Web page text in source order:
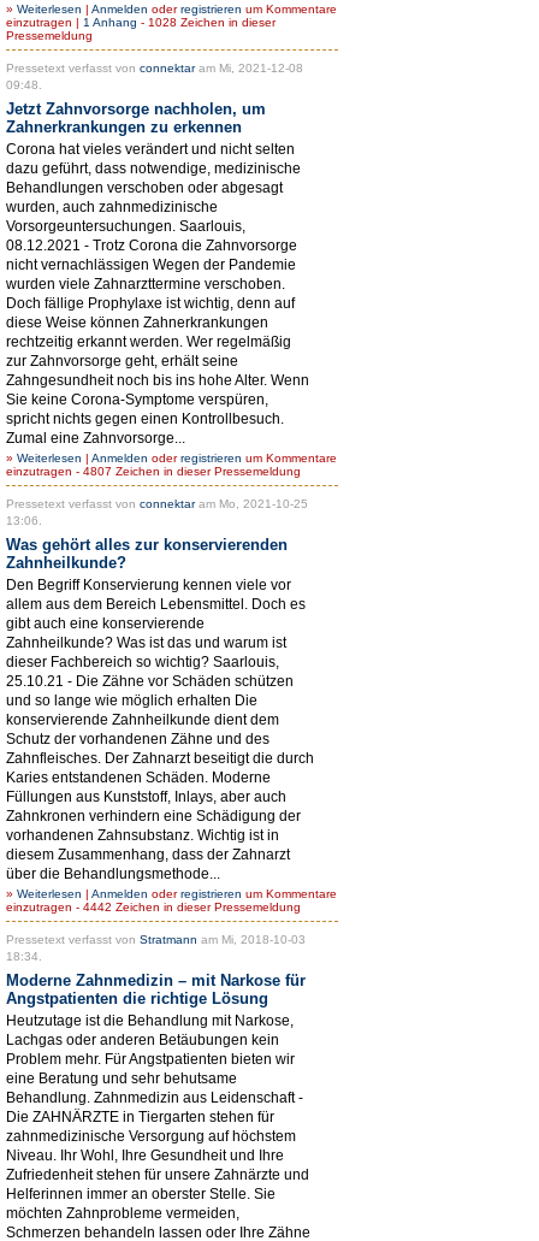
» Weiterlesen | Anmelden oderregistrieren um Kommentare
einzutragen | 1 Anhang - 1028 Zeichen in dieser
Pressemeldung
Pressetext verfasst von connektaram Mi, 2021-12-08
09:48.
Jetzt Zahnvorsorge nachholen, um
Zahnerkrankungen zu erkennen
Corona hat vieles verändert und nicht selten
dazu geführt, dass notwendige, medizinische
Behandlungen verschoben oder abgesagt
wurden, auch zahnmedizinische
Vorsorgeuntersuchungen. Saarlouis,
08.12.2021 - Trotz Corona die Zahnvorsorge
nicht vernachlässigen Wegen der Pandemie
wurden viele Zahnarzttermine verschoben.
Doch fällige Prophylaxe ist wichtig, denn auf
diese Weise können Zahnerkrankungen
rechtzeitig erkannt werden. Wer regelmäßig
zur Zahnvorsorge geht, erhält seine
Zahngesundheit noch bis ins hohe Alter. Wenn
Sie keine Corona-Symptome verspüren,
spricht nichts gegen einen Kontrollbesuch.
Zumal eine Zahnvorsorge...
» Weiterlesen | Anmelden oderregistrieren um Kommentare
einzutragen - 4807 Zeichen in dieser Pressemeldung
Pressetext verfasst von connektaram Mo, 2021-10-25
13:06.
Was gehört alles zur konservierenden
Zahnheilkunde?
Den Begriff Konservierung kennen viele vor
allem aus dem Bereich Lebensmittel. Doch es
gibt auch eine konservierende
Zahnheilkunde? Was ist das und warum ist
dieser Fachbereich so wichtig? Saarlouis,
25.10.21 - Die Zähne vor Schäden schützen
und so lange wie möglich erhalten Die
konservierende Zahnheilkunde dient dem
Schutz der vorhandenen Zähne und des
Zahnfleisches. Der Zahnarzt beseitigt die durch
Karies entstandenen Schäden. Moderne
Füllungen aus Kunststoff, Inlays, aber auch
Zahnkronen verhindern eine Schädigung der
vorhandenen Zahnsubstanz. Wichtig ist in
diesem Zusammenhang, dass der Zahnarzt
über die Behandlungsmethode...
» Weiterlesen | Anmelden oderregistrieren um Kommentare
einzutragen - 4442 Zeichen in dieser Pressemeldung
Pressetext verfasst von Stratmann am Mi, 2018-10-03
18:34.
Moderne Zahnmedizin – mit Narkose für
Angstpatienten die richtige Lösung
Heutzutage ist die Behandlung mit Narkose,
Lachgas oder anderen Betäubungen kein
Problem mehr. Für Angstpatienten bieten wir
eine Beratung und sehr behutsame
Behandlung. Zahnmedizin aus Leidenschaft -
Die ZAHNÄRZTE in Tiergarten stehen für
zahnmedizinische Versorgung auf höchstem
Niveau. Ihr Wohl, Ihre Gesundheit und Ihre
Zufriedenheit stehen für unsere Zahnärzte und
Helferinnen immer an oberster Stelle. Sie
möchten Zahnprobleme vermeiden,
Schmerzen behandeln lassen oder Ihre Zähne